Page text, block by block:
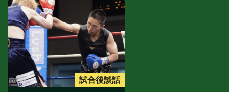
試合後談話